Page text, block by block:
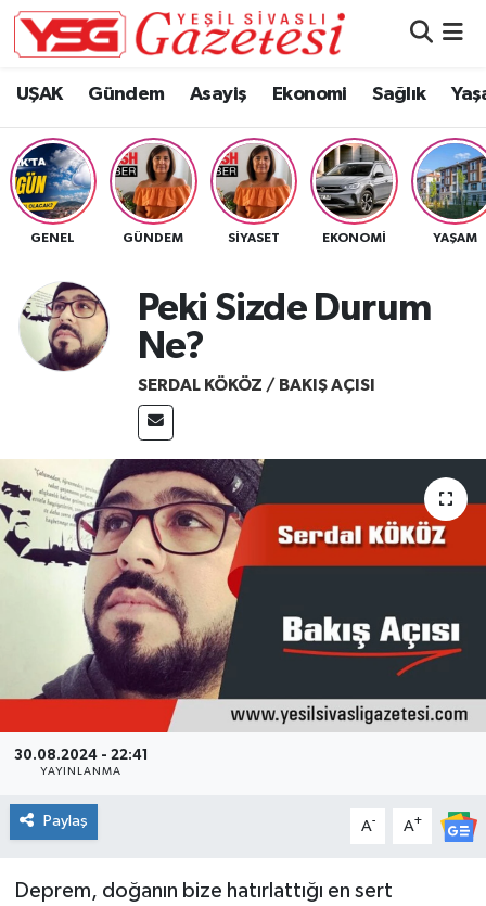
UŞAK Gündem Asayiş Ekonomi Sağlık
GENEL GÜNDEM SIYASET EKONOMI YAŞAM
Peki Sizde Durum
Ne?
SERDAL KÖKÖZ / BAKIŞ AÇISI
30.08.2024 - 22:41
YAYINLANMA
Paylaş A- A+
Deprem, doğanın bize hatırlattığı en sert
Hava Durumu
Namaz Vakitleri
Trafik Durumu
Süper Lig Puan Durumu ve Fikstür
Tüm Manşetler
Son Dakika Haberleri
Haber Arşivi